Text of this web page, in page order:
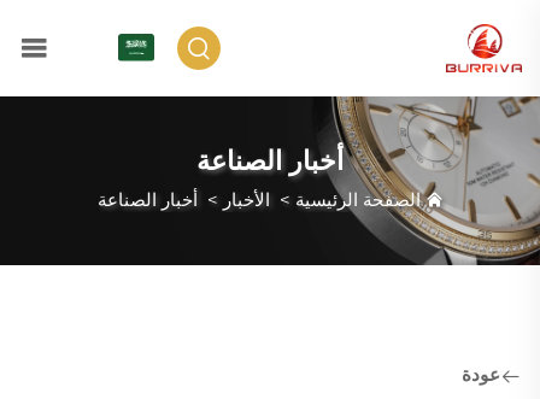
أخبار الصناعة
الصفحة الرئيسية > الأخبار > أخبار الصناعة
عودة